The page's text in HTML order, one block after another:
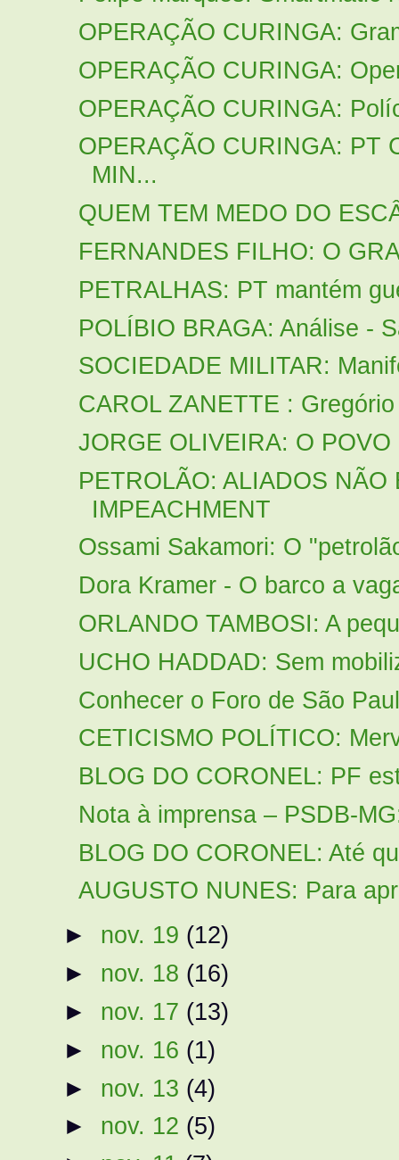
OPERAÇÃO CURINGA:
OPERAÇÃO CURINGA:
OPERAÇÃO CURINGA:
OPERAÇÃO CURINGA: PT
MIN...
QUEM TEM MEDO DO
FERNANDES FILHO: O
PETRALHAS: PT mantém
POLÍBIO BRAGA: Análise -
SOCIEDADE MILITAR:
CAROL ZANETTE :
JORGE OLIVEIRA: O
PETROLÃO: ALIADOS
IMPEACHMENT
Ossami Sakamori: O
Dora Kramer - O barco a
ORLANDO TAMBOSI: A
UCHO HADDAD: Sem
Conhecer o Foro de São
CETICISMO POLÍTICO:
BLOG DO CORONEL: PF
Nota à imprensa – PSDB-
BLOG DO CORONEL: Até
AUGUSTO NUNES: Para
► nov. 19 (12)
► nov. 18 (16)
► nov. 17 (13)
► nov. 16 (1)
► nov. 13 (4)
► nov. 12 (5)